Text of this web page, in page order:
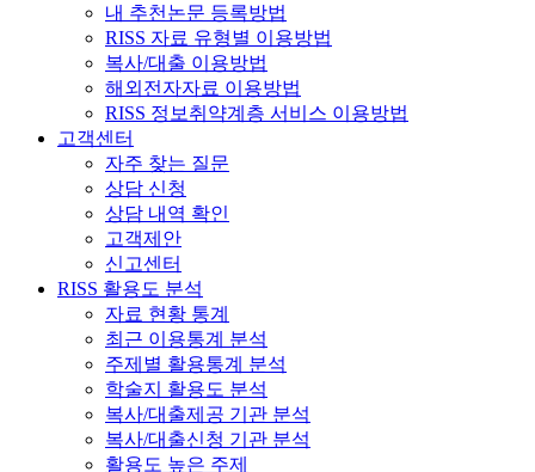
내 추천논문 등록방법
RISS 자료 유형별 이용방법
복사/대출 이용방법
해외전자자료 이용방법
RISS 정보취약계층 서비스 이용방법
고객센터
자주 찾는 질문
상담 신청
상담 내역 확인
고객제안
신고센터
RISS 활용도 분석
자료 현황 통계
최근 이용통계 분석
주제별 활용통계 분석
학술지 활용도 분석
복사/대출제공 기관 분석
복사/대출신청 기관 분석
활용도 높은 주제